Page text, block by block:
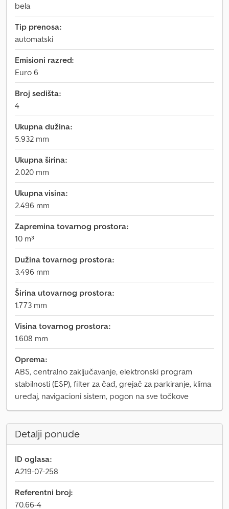
bela
Tip prenosa:
automatski
Emisioni razred:
Euro 6
Broj sedišta:
4
Ukupna dužina:
5.932 mm
Ukupna širina:
2.020 mm
Ukupna visina:
2.496 mm
Zapremina tovarnog prostora:
10 m³
Dužina tovarnog prostora:
3.496 mm
Širina utovarnog prostora:
1.773 mm
Visina tovarnog prostora:
1.608 mm
Oprema:
ABS, centralno zaključavanje, elektronski program
stabilnosti (ESP), filter za čađ, grejač za parkiranje, klima
uređaj, navigacioni sistem, pogon na sve točkove
Detalji ponude
ID oglasa:
A219-07-258
Referentni broj:
70.66-4